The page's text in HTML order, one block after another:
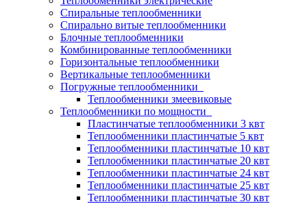
Спиральные теплообменники
Спирально витые теплообменники
Блочные теплообменники
Комбинированные теплообменники
Горизонтальные теплообменники
Вертикальные теплообменники
Погружные теплообменники
Теплообменники змеевиковые
Теплообменники по мощности
Пластинчатые теплообменники 3 квт
Теплообменники пластинчатые 5 квт
Теплообменники пластинчатые 10 квт
Теплообменники пластинчатые 20 квт
Теплообменники пластинчатые 24 квт
Теплообменники пластинчатые 25 квт
Теплообменники пластинчатые 30 квт